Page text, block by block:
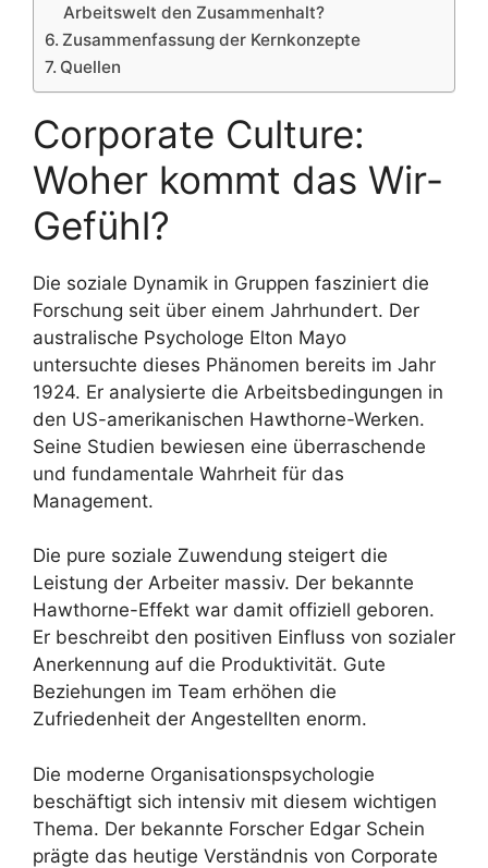
Arbeitswelt den Zusammenhalt?
Zusammenfassung der Kernkonzepte
Quellen
Corporate Culture:
Woher kommt das Wir-
Gefühl?
Die soziale Dynamik in Gruppen fasziniert die
Forschung seit über einem Jahrhundert. Der
australische Psychologe Elton Mayo
untersuchte dieses Phänomen bereits im Jahr
1924. Er analysierte die Arbeitsbedingungen in
den US-amerikanischen Hawthorne-Werken.
Seine Studien bewiesen eine überraschende
und fundamentale Wahrheit für das
Management.
Die pure soziale Zuwendung steigert die
Leistung der Arbeiter massiv. Der bekannte
Hawthorne-Effekt war damit offiziell geboren.
Er beschreibt den positiven Einfluss von sozialer
Anerkennung auf die Produktivität. Gute
Beziehungen im Team erhöhen die
Zufriedenheit der Angestellten enorm.
Die moderne Organisationspsychologie
beschäftigt sich intensiv mit diesem wichtigen
Thema. Der bekannte Forscher Edgar Schein
prägte das heutige Verständnis von Corporate